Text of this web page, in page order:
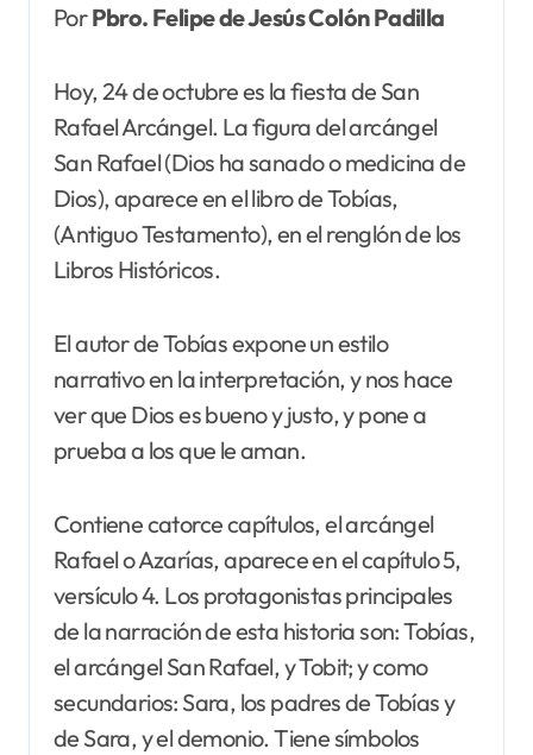
PorPbro. Felipe de Jesús Colón Padilla
Hoy, 24 de octubre es la fiesta de San
Rafael Arcángel. La figura del arcángel
San Rafael (Dios ha sanado o medicina de
Dios), aparece en el libro de Tobías,
(Antiguo Testamento), en el renglón de los
Libros Históricos.
El autor de Tobías expone un estilo
narrativo en la interpretación, y nos hace
ver que Dios es bueno y justo, y pone a
prueba a los que le aman.
Contiene catorce capítulos, el arcángel
Rafael o Azarías, aparece en el capítulo 5,
versículo 4. Los protagonistas principales
de la narración de esta historia son: Tobías,
el arcángel San Rafael, y Tobit; y como
secundarios: Sara, los padres de Tobías y
de Sara, y el demonio. Tiene símbolos